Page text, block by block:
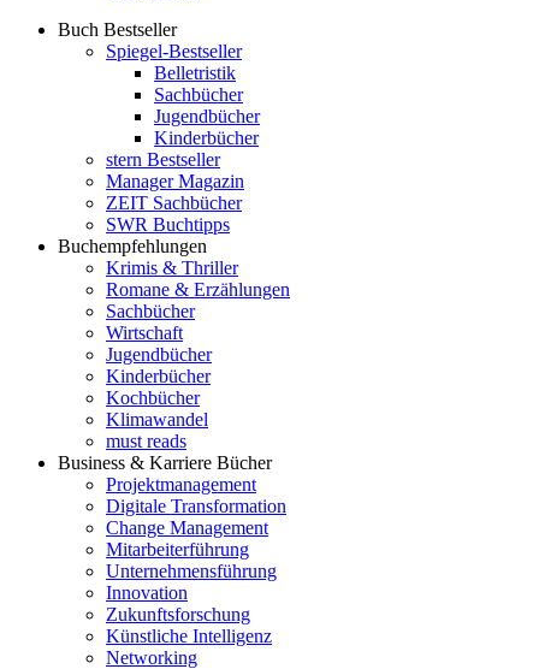
Buch Bestseller
Spiegel-Bestseller
Belletristik
Sachbücher
Jugendbücher
Kinderbücher
stern Bestseller
Manager Magazin
ZEIT Sachbücher
SWR Buchtipps
Buchempfehlungen
Krimis & Thriller
Romane & Erzählungen
Sachbücher
Wirtschaft
Jugendbücher
Kinderbücher
Kochbücher
Klimawandel
must reads
Business & Karriere Bücher
Projektmanagement
Digitale Transformation
Change Management
Mitarbeiterführung
Unternehmensführung
Innovation
Zukunftsforschung
Künstliche Intelligenz
Networking